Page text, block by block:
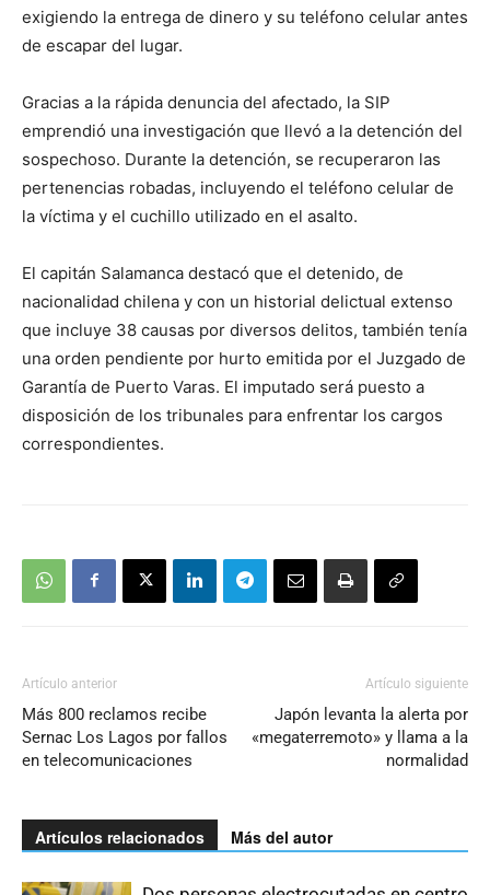
exigiendo la entrega de dinero y su teléfono celular antes
de escapar del lugar.
Gracias a la rápida denuncia del afectado, la SIP
emprendió una investigación que llevó a la detención del
sospechoso. Durante la detención, se recuperaron las
pertenencias robadas, incluyendo el teléfono celular de
la víctima y el cuchillo utilizado en el asalto.
El capitán Salamanca destacó que el detenido, de
nacionalidad chilena y con un historial delictual extenso
que incluye 38 causas por diversos delitos, también tenía
una orden pendiente por hurto emitida por el Juzgado de
Garantía de Puerto Varas. El imputado será puesto a
disposición de los tribunales para enfrentar los cargos
correspondientes.
Artículo anterior
Más 800 reclamos recibe
Sernac Los Lagos por fallos
en telecomunicaciones
Artículo siguiente
Japón levanta la alerta por
«megaterremoto» y llama a la
normalidad
Artículos relacionados Más del autor